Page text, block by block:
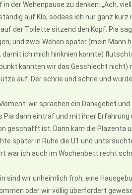
in der Wehenpause zu denken: „Ach,
auf Klo, sodass ich nur ganz
der Toilette sitzend den Kopf. Pia
und zwei Wehen später (mein Mann
ich mich hinknien konnte)
kannten wir das Geschlecht nicht)
auf. Der schrie und schrie und
wir sprachen ein Dankgebet
Pia dann eintraf und mit ihrer
geschafft ist. Dann kam die Plazenta
später in Ruhe die U1 und
war ich auch im Wochenbett recht
sind wir unheimlich froh, eine
oder wir völlig überfordert